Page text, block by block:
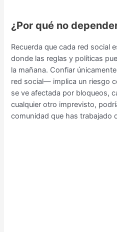
¿Por qué no
Recuerda que cada red social
donde las reglas y políticas
la mañana. Confiar
red social— implica un riesgo
se ve afectada por bloqueos,
cualquier otro imprevisto,
comunidad que has trabajado